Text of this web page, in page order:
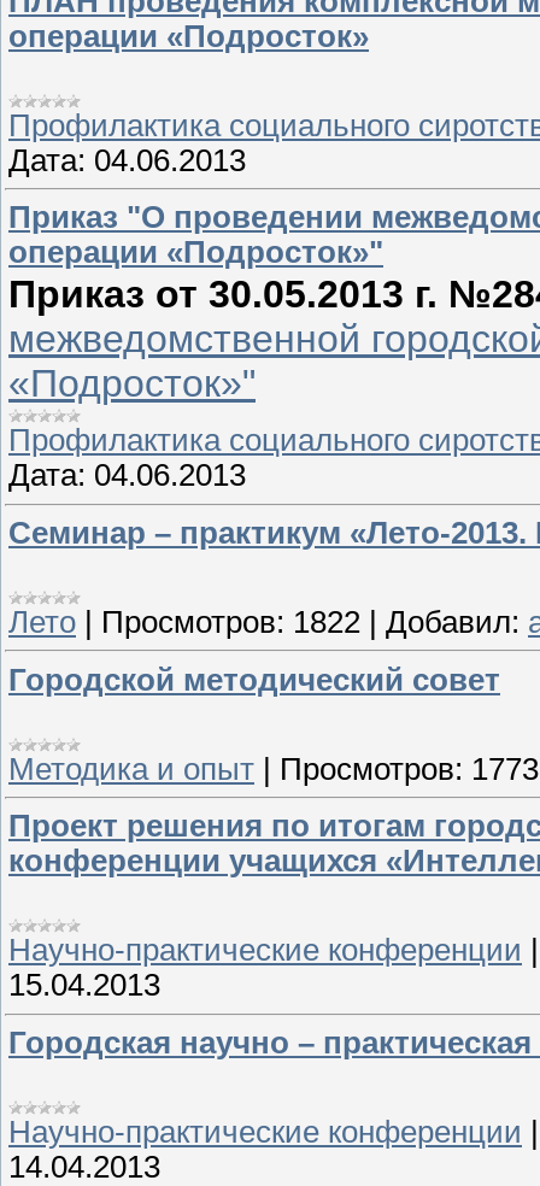
операции «Подросток»
Профилактика социального
Дата: 04.06.2013
Приказ "О проведении
операции «Подросток»"
Приказ от 30.05.2013 г.
межведомственной
«Подросток»"
Профилактика социального
Дата: 04.06.2013
Семинар – практикум «Лето-
Лето Просмотров: 1822 Добавил:
Городской методический совет
Методика и опыт | Просмотров: 1773
Проект решения по итогам
конференции учащихся
Научно-практические конференции
15.04.2013
Городская научно –
Научно-практические конференции
14.04.2013